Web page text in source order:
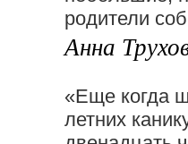
родители
Анна
«Еще когда
летних